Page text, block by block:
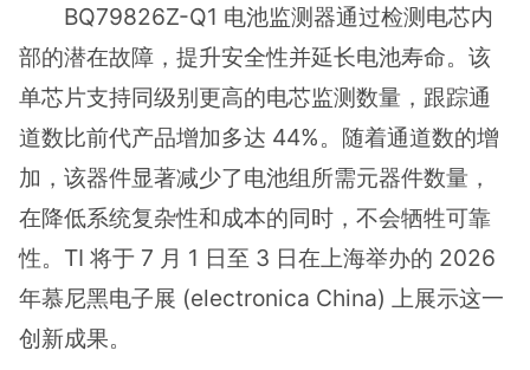
BQ79826Z-Q1 电池监测器通过检测电芯内
部的潜在故障，提升安全性并延长电池寿命。该
单芯片支持同级别更高的电芯监测数量，跟踪通
道数比前代产品增加多达 44%。随着通道数的增
加，该器件显著减少了电池组所需元器件数量，
在降低系统复杂性和成本的同时，不会牺牲可靠
性。TI 将于 7 月 1 日至 3 日在上海举办的 2026
年慕尼黑电子展 (electronica China) 上展示这一
创新成果。